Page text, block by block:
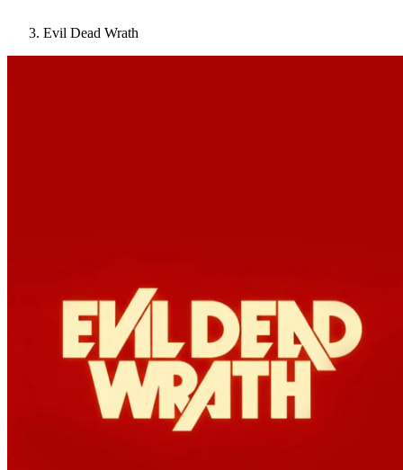
Evil Dead Wrath